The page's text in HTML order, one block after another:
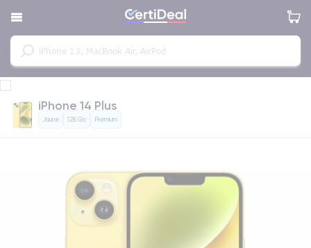
iPhone 14 Plus
Jaune 128 Go Premium